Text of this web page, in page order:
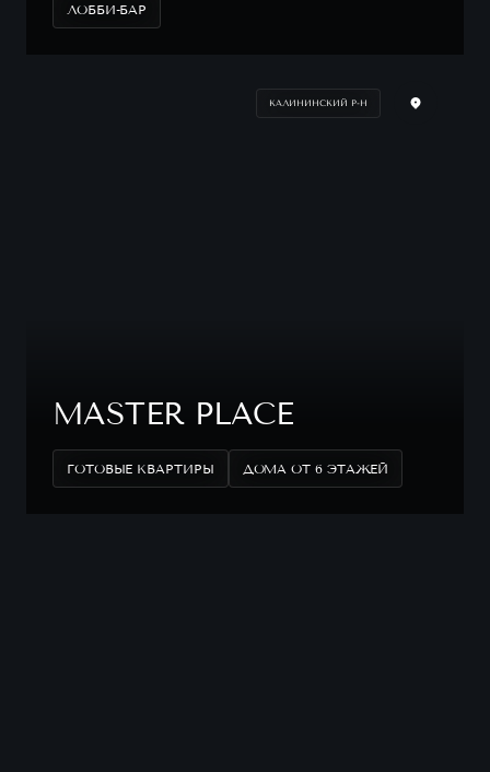
ЛОББИ-БАР
КАЛИНИНСКИЙ Р-Н
MASTER PLACE
ГОТОВЫЕ КВАРТИРЫ ДОМА ОТ 6 ЭТАЖЕЙ